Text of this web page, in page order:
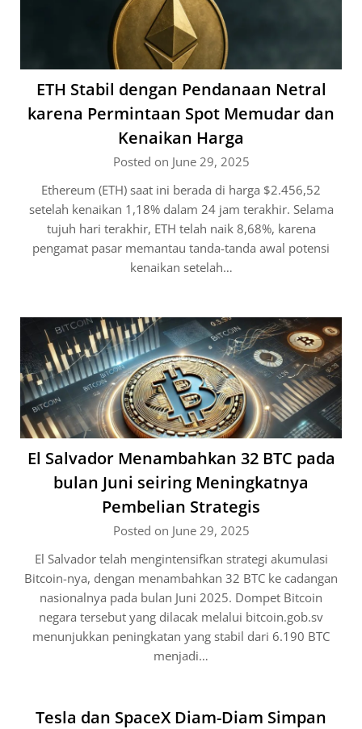
ETH Stabil dengan Pendanaan Netral
karena Permintaan Spot Memudar dan
Kenaikan Harga
Posted on June 29, 2025
Ethereum (ETH) saat ini berada di harga $2.456,52
setelah kenaikan 1,18% dalam 24 jam terakhir. Selama
tujuh hari terakhir, ETH telah naik 8,68%, karena
pengamat pasar memantau tanda-tanda awal potensi
kenaikan setelah…
El Salvador Menambahkan 32 BTC pada
bulan Juni seiring Meningkatnya
Pembelian Strategis
Posted on June 29, 2025
El Salvador telah mengintensifkan strategi akumulasi
Bitcoin-nya, dengan menambahkan 32 BTC ke cadangan
nasionalnya pada bulan Juni 2025. Dompet Bitcoin
negara tersebut yang dilacak melalui bitcoin.gob.sv
menunjukkan peningkatan yang stabil dari 6.190 BTC
menjadi…
Tesla dan SpaceX Diam-Diam Simpan